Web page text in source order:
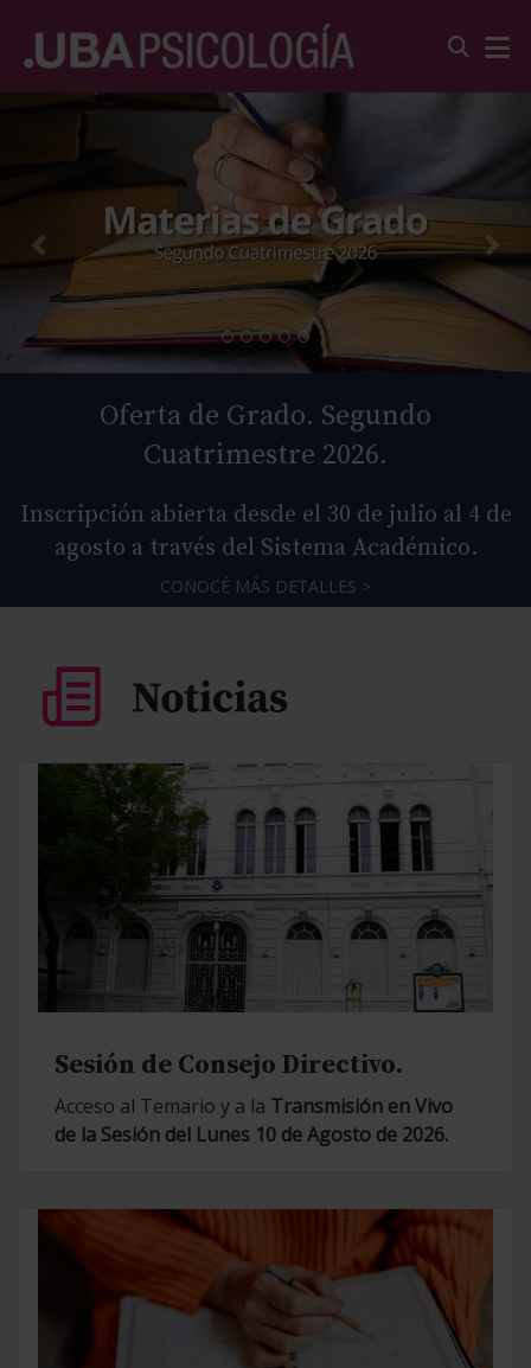
Oferta de Grado. Segundo
Cuatrimestre 2026.
Inscripción abierta desde el 30 de julio al 4 de
agosto a través del Sistema Académico.
CONOCÉ MÁS DETALLES >
Sesión de Consejo Directivo.
Acceso al Temario y a la Transmisión en Vivo
de la Sesión del Lunes 10 de Agosto de 2026.